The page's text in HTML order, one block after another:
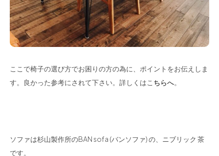
ここで椅子の選び方でお困りの方の為に、ポイントをお伝えしま
す。良かった参考にされて下さい。詳しくはこ ちらへ。
ソファは杉山製作所のBAN sofa (バンソファ) の、ニブリック 茶
です。